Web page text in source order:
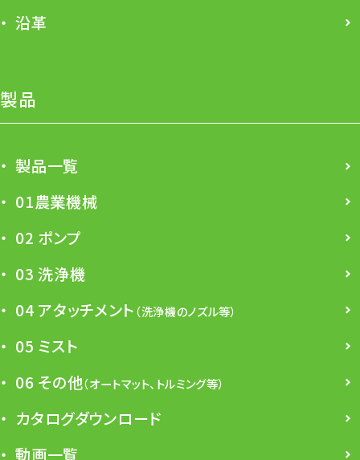
沿革
製品
製品一覧
01農業機械
02 ポンプ
03 洗浄機
04 アタッチメント（洗浄機のノズル等）
05 ミスト
06 その他（オートマット、トルミング等）
カタログダウンロード
動画一覧